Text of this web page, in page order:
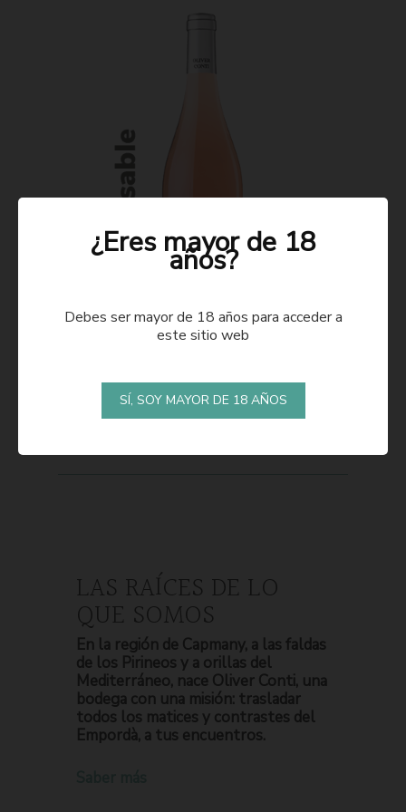
LAS RAÍCES DE LO
QUE SOMOS
En la región de Capmany, a las faldas
de los Pirineos y a orillas del
Mediterráneo, nace Oliver Conti, una
bodega con una misión: trasladar
todos los matices y contrastes del
Empordà, a tus encuentros.
¿Eres mayor de 18
años?
Debes ser mayor de 18 años para acceder a
este sitio web
SÍ, SOY MAYOR DE 18 AÑOS